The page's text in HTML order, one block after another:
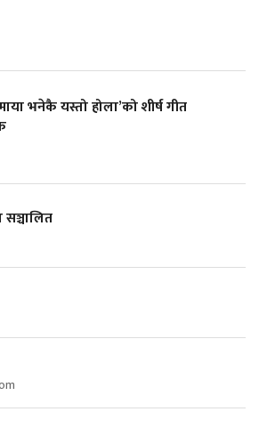
भनेकै यस्तो होला’को शीर्ष गीत
सञ्चालित